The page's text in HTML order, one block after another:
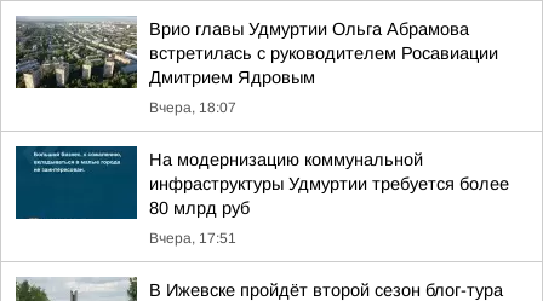
Врио главы Удмуртии Ольга Абрамова
встретилась с руководителем Росавиации
Дмитрием Ядровым
Вчера, 18:07
На модернизацию коммунальной
инфраструктуры Удмуртии требуется более
80 млрд руб
Вчера, 17:51
В Ижевске пройдёт второй сезон блог-тура